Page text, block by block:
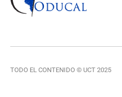
TODO EL CONTENIDO © UCT 2025